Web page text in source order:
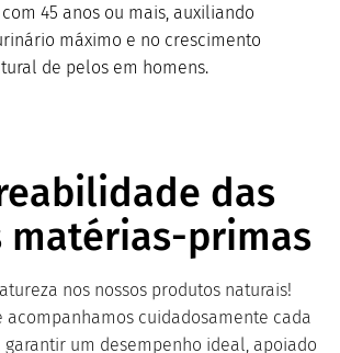
45 anos ou mais, auxiliando
máximo e no crescimento
de pelos em homens.
das
matérias-primas
nos nossos produtos naturais!
acompanhamos cuidadosamente cada
um desempenho ideal, apoiado